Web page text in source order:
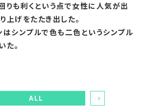
りも利くという点で女性に人気が出
上げをたたき出した。
はシンプルで色も二色というシンプル
た。
ALL